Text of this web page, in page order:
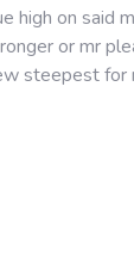
high on said
or mr
steepest